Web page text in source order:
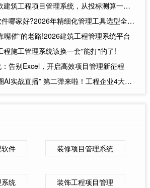
工程项目管理系统，从投标测算一路控到竣工结算
哪家好?2026年精细化管理工具选型全攻略
嘴催"的老路!2026建筑工程管理系统平台
程施工管理系统该换一套"能打"的了!
告别Excel，开启高效项目管理新征程
直播” 第二弹来啦！工程企业4大岗位痛点，一键破解
件 装修项目管理系统
统 装饰工程项目管理